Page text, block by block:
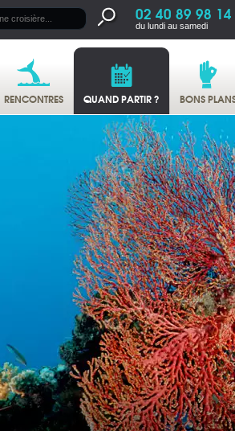
02 40 89 98 14
du lundi au samedi
RENCONTRES QUAND PARTIR ? BONS